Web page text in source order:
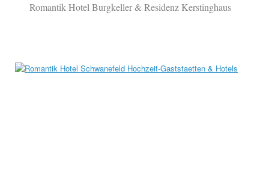
Romantik Hotel Burgkeller & Residenz Kerstinghaus